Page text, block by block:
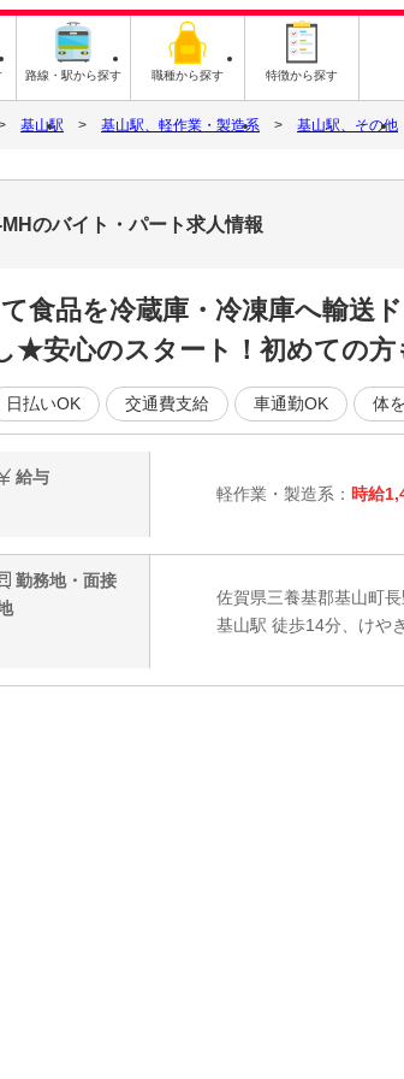
路線・駅から探す 職種から探す 特徴から探す
基山駅 基山駅、軽作業・製造系 基山駅、その他
のバイト・パート求人情報
食品を冷蔵庫・冷凍庫へ輸
★安心のスタート！初めての方
日払いOK 交通費支給 車通勤OK 体
給与
軽作業・製造系： 時給
勤務地・面接
佐賀県三養基郡基山町長
基山駅 徒歩14分、けや